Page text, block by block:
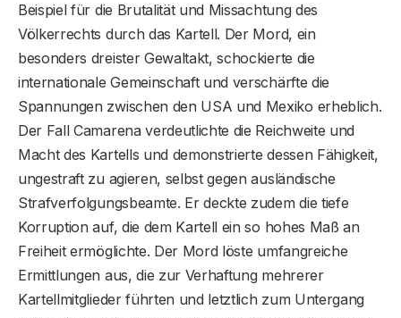
Beispiel für die Brutalität und Missachtung des
Völkerrechts durch das Kartell. Der Mord, ein
besonders dreister Gewaltakt, schockierte die
internationale Gemeinschaft und verschärfte die
Spannungen zwischen den USA und Mexiko erheblich.
Der Fall Camarena verdeutlichte die Reichweite und
Macht des Kartells und demonstrierte dessen Fähigkeit,
ungestraft zu agieren, selbst gegen ausländische
Strafverfolgungsbeamte. Er deckte zudem die tiefe
Korruption auf, die dem Kartell ein so hohes Maß an
Freiheit ermöglichte. Der Mord löste umfangreiche
Ermittlungen aus, die zur Verhaftung mehrerer
Kartellmitglieder führten und letztlich zum Untergang